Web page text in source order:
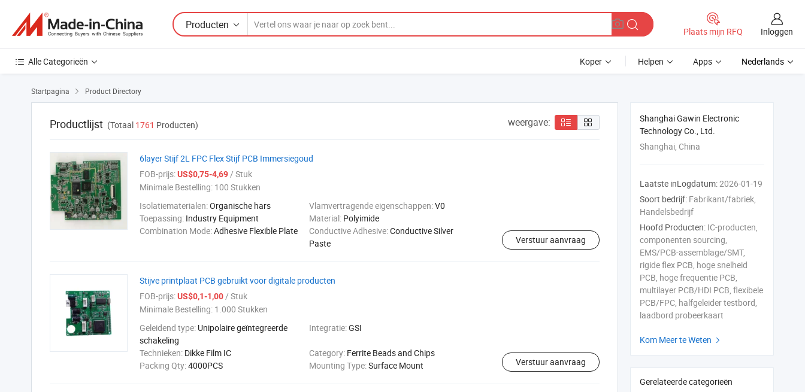
Producten
Plaats mijn RFQ Inloggen
Alle Categorieën Koper Helpen Apps Nederlands
Startpagina  Product Directory
Productlijst (Totaal 1761 Producten) weergave:
6layer Stijf 2L FPC Flex Stijf PCB Immersiegoud
FOB-prijs:US$0,75-4,69/ Stuk
Minimale Bestelling: 100 Stukken
Isolatiematerialen:Organische hars Vlamvertragende eigenschappen:V0
Toepassing: Industry Equipment Material: Polyimide
Combination Mode:Adhesive Flexible Plate Conductive Adhesive:Conductive Silver
Paste
Verstuur aanvraag
Stijve printplaat PCB gebruikt voor digitale producten
FOB-prijs:US$0,1-1,00/ Stuk
Minimale Bestelling: 1.000 Stukken
Geleidend type: Unipolaire geïntegreerde
schakeling
Integratie:GSI
Technieken: Dikke Film IC Category: Ferrite Beads and Chips
Packing Qty:4000PCS Mounting Type:Surface Mount Verstuur aanvraag
Shanghai Gawin Electronic
Technology Co., Ltd.
Shanghai, China
Laatste inLogdatum:2026-01-19
Soort bedrijf: Fabrikant/fabriek,
Handelsbedrijf
Hoofd Producten: IC-producten,
componenten sourcing,
EMS/PCB-assemblage/SMT,
rigide flex PCB, hoge snelheid
PCB, hoge frequentie PCB,
multilayer PCB/HDI PCB, flexibele
PCB/FPC, halfgeleider testbord,
laadbord probeerkaart
Kom Meer te Weten 
Gerelateerde categorieën